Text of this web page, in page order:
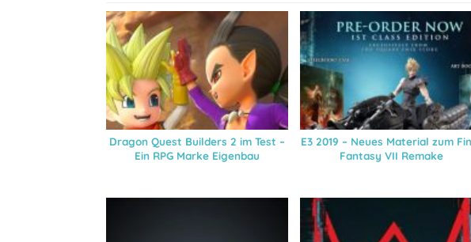
Dragon Quest Builders 2 im Test –
Ein RPG Marke Eigenbau
E3 2019 – Neues Material zum
Fantasy VII Remake